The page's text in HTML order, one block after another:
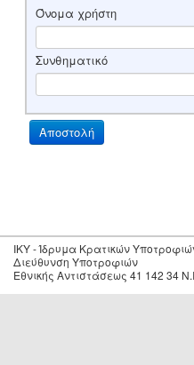
Όνομα χρήστη
Συνθηματικό
IKY - Ίδρυμα Κρατικών
Διεύθυνση Υποτροφιών
Εθνικής Αντιστάσεως 41 142 34